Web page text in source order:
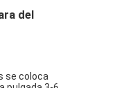
del
se coloca